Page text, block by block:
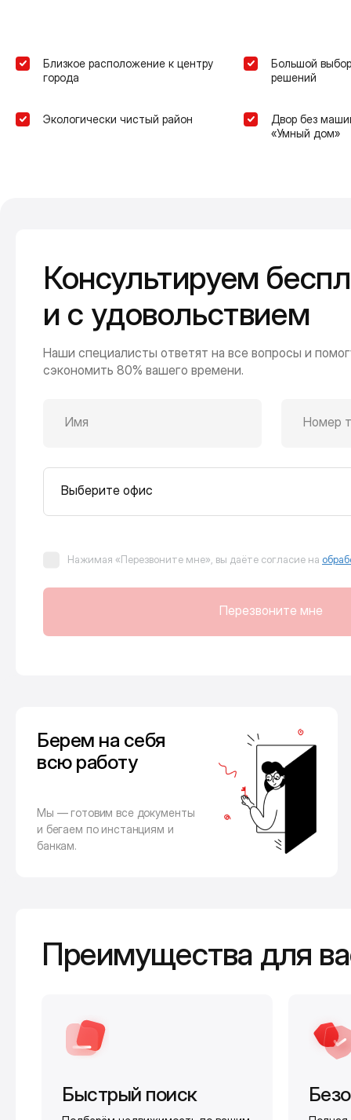
Близкое расположение к центру
города
Большой
решений
Экологически чистый район
Двор без
«Умный дом»
Консультируем
и с удовольствием
Наши специалисты ответят на все вопросы и
сэкономить 80% вашего времени.
Имя Номер
Выберите офис
Нажимая «Перезвоните мне», вы даёте согласие на
Перезвоните мне
Берем на себя
всю работу
Мы — готовим все документы
и бегаем по инстанциям и
банкам.
Преимущества для
Быстрый поиск